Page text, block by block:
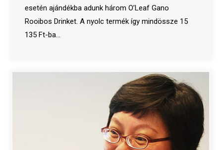
esetén ajándékba adunk három O’Leaf Gano
Rooibos Drinket. A nyolc termék így mindössze 15
135 Ft-ba…